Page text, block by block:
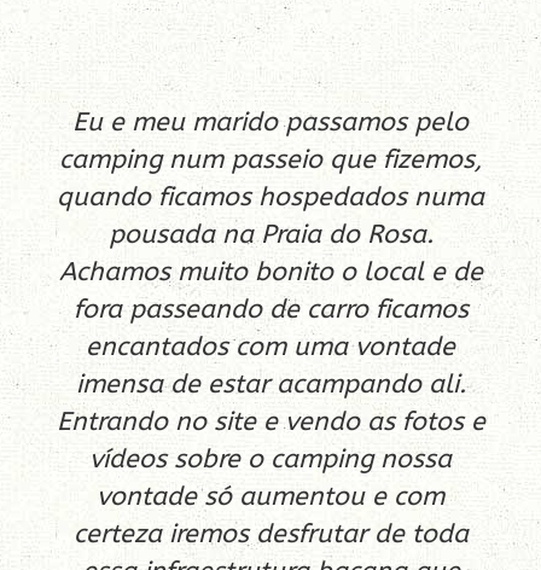
Eu e meu marido passamos pelo
camping num passeio que fizemos,
quando ficamos hospedados numa
pousada na Praia do Rosa.
Achamos muito bonito o local e de
fora passeando de carro ficamos
encantados com uma vontade
imensa de estar acampando ali.
Entrando no site e vendo as fotos e
vídeos sobre o camping nossa
vontade só aumentou e com
certeza iremos desfrutar de toda